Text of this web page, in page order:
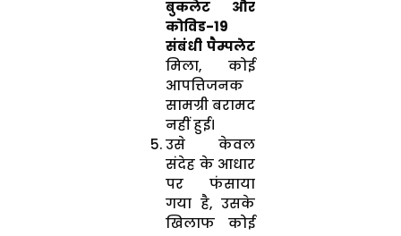
बुकलेट और
कोविड-19
संबंधी पैम्पलेट
मिला, कोई
आपत्तिजनक
सामग्री बरामद
नहीं हुई।
उसे केवल
संदेह के आधार
पर फंसाया
गया है, उसके
खिलाफ कोई